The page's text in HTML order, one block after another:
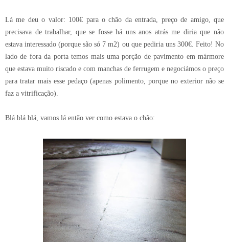
Lá me deu o valor: 100€ para o chão da entrada, preço de amigo, que
precisava de trabalhar, que se fosse há uns anos atrás me diria que não
estava interessado (porque são só 7 m2) ou que pediria uns 300€. Feito! No
lado de fora da porta temos mais uma porção de pavimento em mármore
que estava muito riscado e com manchas de ferrugem e negociámos o preço
para tratar mais esse pedaço (apenas polimento, porque no exterior não se
faz a vitrificação).
Blá blá blá, vamos lá então ver como estava o chão: